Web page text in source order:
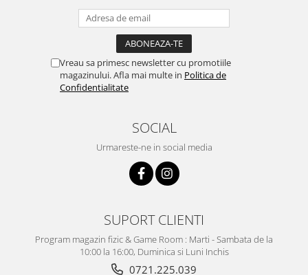
Vreau sa primesc newsletter cu promotiile
magazinului. Afla mai multe in Politica de
Confidentialitate
SOCIAL
Urmareste-ne in social media
SUPORT CLIENTI
Program magazin fizic & Game Room : Marti - Sambata de la
10:00 la 16:00, Duminica si Luni Inchis
0721.225.039